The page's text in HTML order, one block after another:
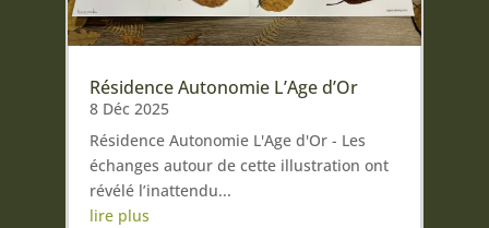
Résidence Autonomie L’Age d’Or
8 Déc 2025
Résidence Autonomie L'Age d'Or - Les
échanges autour de cette illustration ont
révélé l’inattendu...
lire plus